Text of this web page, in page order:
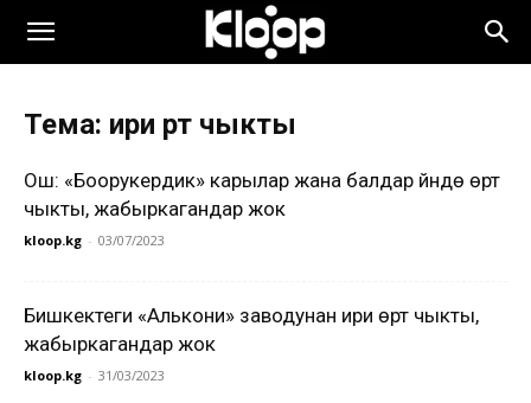
Тема: ири өрт чыкты
Ош: «Боорукердик» карылар жана балдар үйүндө өрт
чыкты, жабыркагандар жок
kloop.kg - 03/07/2023
Бишкектеги «Алькони» заводунан ири өрт чыкты,
жабыркагандар жок
kloop.kg - 31/03/2023